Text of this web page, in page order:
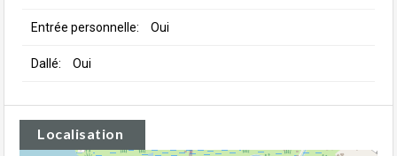
Entrée personnelle: Oui
Dallé: Oui
Localisation